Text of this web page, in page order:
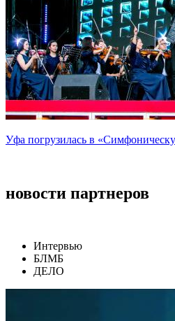
Уфа погрузилась в
новости партнеров
Интервью
БЛМБ
ДЕЛО